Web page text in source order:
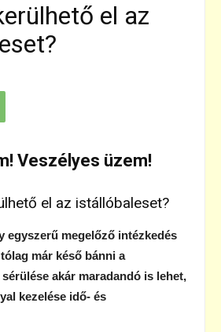
el az
Veszélyes üzem!
el az istállóbaleset?
egyszerű megelőző intézkedés
már késő bánni a
akár maradandó is lehet,
kezelése idő- és